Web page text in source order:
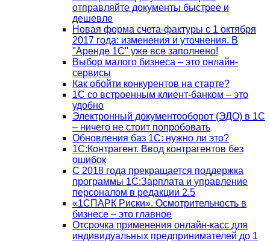
отправляйте документы быстрее и
дешевле
Новая форма счета-фактуры с 1 октября
2017 года: изменения и уточнения. В
"Аренде 1С" уже все заполнено!
Выбор малого бизнеса – это онлайн-
сервисы
Как обойти конкурентов на старте?
1C со встроенным клиент-банком – это
удобно
Электронный документооборот (ЭДО) в 1С
– ничего не стоит попробовать
Обновления баз 1С: нужно ли это?
1С:Контрагент. Ввод контрагентов без
ошибок
С 2018 года прекращается поддержка
программы 1С:Зарплата и управление
персоналом в редакции 2.5
«1СПАРК Риски». Осмотрительность в
бизнесе – это главное
Отсрочка применения онлайн-касс для
индивидуальных предпринимателей до 1